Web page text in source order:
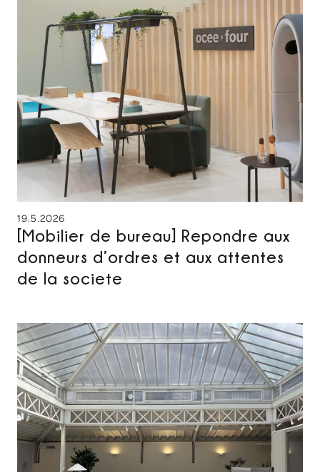
19.5.2026
[Mobilier de bureau] Repondre aux
donneurs d’ordres et aux attentes
de la societe